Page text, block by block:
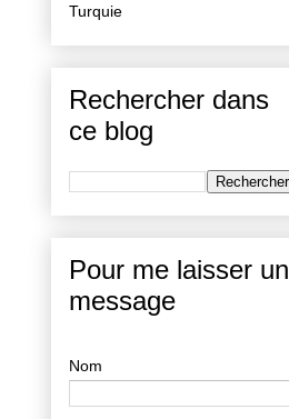
Turquie
Rechercher dans
ce blog
Pour me laisser un
message
Nom